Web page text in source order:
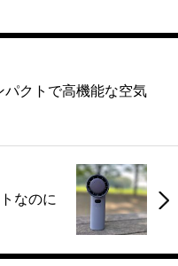
パクトで高機能な空気
なのに